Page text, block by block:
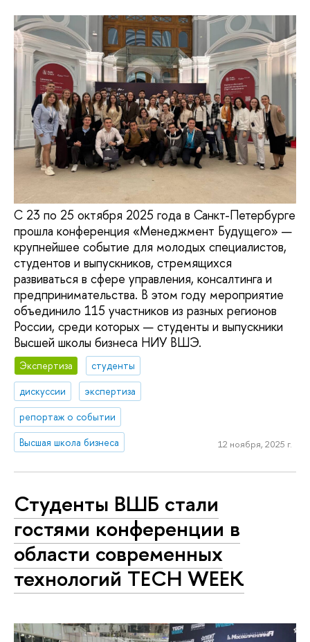
С 23 по 25 октября 2025 года в Санкт-Петербурге
прошла конференция «Менеджмент Будущего» —
крупнейшее событие для молодых специалистов,
студентов и выпускников, стремящихся
развиваться в сфере управления, консалтинга и
предпринимательства. В этом году мероприятие
объединило 115 участников из разных регионов
России, среди которых — студенты и выпускники
Высшей школы бизнеса НИУ ВШЭ.
Экспертиза
студенты
дискуссии
экспертиза
репортаж о событии
Высшая школа бизнеса
12 ноября, 2025 г.
Студенты ВШБ стали
гостями конференции в
области современных
технологий TECH WEEK